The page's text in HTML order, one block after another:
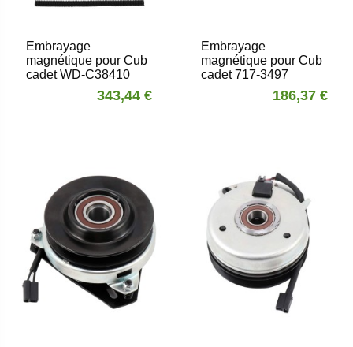
Embrayage
magnétique pour Cub
cadet WD-C38410
343,44 €
Embrayage
magnétique pour Cub
cadet 717-3497
186,37 €